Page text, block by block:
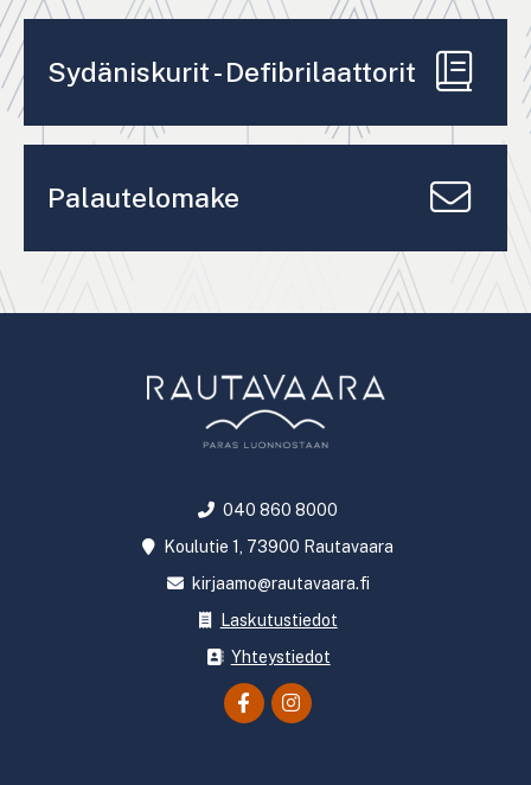
Sydäniskurit - Defibrilaattorit
Palautelomake
040 860 8000
Koulutie 1, 73900 Rautavaara
kirjaamo@rautavaara.fi
Laskutustiedot
Yhteystiedot